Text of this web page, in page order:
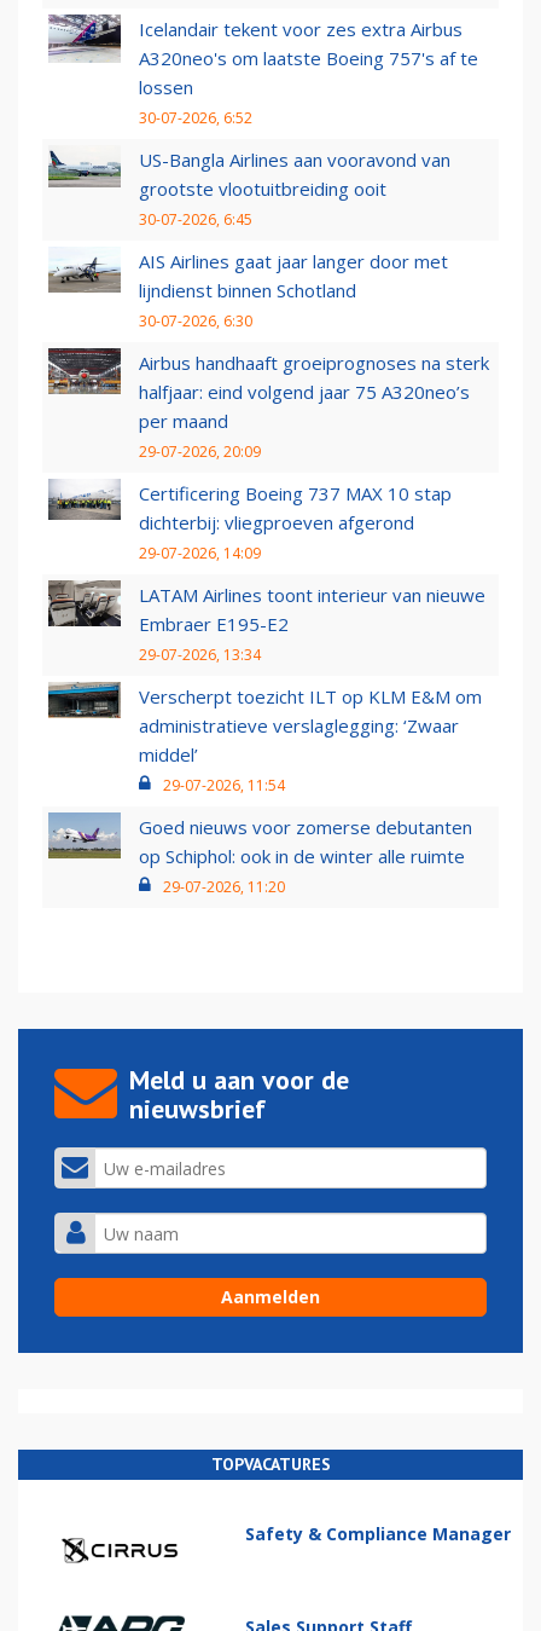
Icelandair tekent voor zes extra Airbus
A320neo's om laatste Boeing 757's af te
lossen
30-07-2026, 6:52
US-Bangla Airlines aan vooravond van
grootste vlootuitbreiding ooit
30-07-2026, 6:45
AIS Airlines gaat jaar langer door met
lijndienst binnen Schotland
30-07-2026, 6:30
Airbus handhaaft groeiprognoses na sterk
halfjaar: eind volgend jaar 75 A320neo’s
per maand
29-07-2026, 20:09
Certificering Boeing 737 MAX 10 stap
dichterbij: vliegproeven afgerond
29-07-2026, 14:09
LATAM Airlines toont interieur van nieuwe
Embraer E195-E2
29-07-2026, 13:34
Verscherpt toezicht ILT op KLM E&M om
administratieve verslaglegging: ‘Zwaar
middel’
29-07-2026, 11:54
Goed nieuws voor zomerse debutanten
op Schiphol: ook in de winter alle ruimte
29-07-2026, 11:20
Meld u aan voor de
nieuwsbrief
TOPVACATURES
Safety & Compliance Manager
Sales Support Staff